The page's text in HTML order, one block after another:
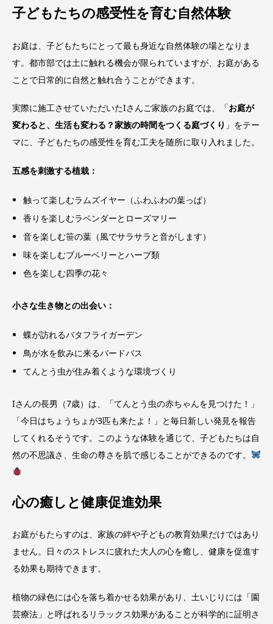
子どもたちの感受性を育む自然体験
お庭は、子どもたちにとって最も身近な自然体験の場となりま
す。都市部では土に触れる機会が限られていますが、お庭がある
ことで日常的に自然と触れ合うことができます。
実際に施工させていただいたIさんご家族のお庭では、「お庭が
変わると、生活も変わる？家族の時間をつくる庭づくり 」をテー
マに、子どもたちの感受性を育む工夫を随所に取り入れました。
五感を刺激する植栽：
触って楽しむラムズイヤー（ふわふわの葉っぱ）
香りを楽しむラベンダーとローズマリー
音を楽しむ笹の葉（風でサラサラと音がします）
味を楽しむブルーベリーとハーブ類
色を楽しむ四季の花々
小さな生き物との出会い：
蝶が訪れるバタフライガーデン
鳥が水を飲みに来るバードバス
てんとう虫が住み着くような環境づくり
Iさんの長男（7歳）は、「てんとう虫の赤ちゃんを見つけた！」
「今日はちょうちょが3匹も来たよ！」と毎日新しい発見を報告
してくれるそうです。このような体験を通じて、子どもたちは自
然の不思議さ、生命の尊さを肌で感じることができるのです。
心の癒しと健康促進効果
お庭がもたらすのは、家族の絆や子どもの教育効果だけではあり
ません。日々のストレスに疲れた大人の心を癒し、健康を促進す
る効果も期待できます。
植物の緑色には心を落ち着かせる効果があり、土いじりには「園
芸療法」と呼ばれるリラックス効果があることが科学的に証明さ